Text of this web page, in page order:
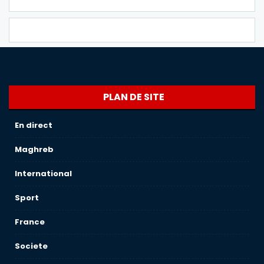
PLAN DE SITE
En direct
Maghreb
International
Sport
France
Societe